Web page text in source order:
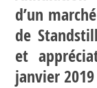
d’un
de
et
janvier